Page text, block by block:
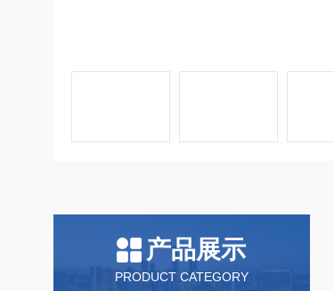
产品展示
PRODUCT CATEGORY